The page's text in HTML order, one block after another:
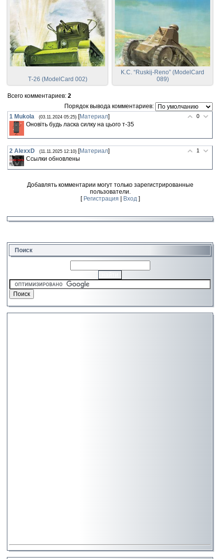
Т-26 (ModelCard 002)
K.C. “Ruskij-Reno” (ModelCard
089)
Всего комментариев: 2
Порядок вывода комментариев:
0
1 Mukola (03.11.2024 05:25) [Материал]
Оновіть будь ласка силку на цього т-35
1
2 AlexxD (11.11.2025 12:10) [Материал]
Ссылки обновлены
Добавлять комментарии могут только зарегистрированные
пользователи.
[ Регистрация Вход]
Поиск